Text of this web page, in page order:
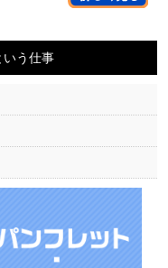
いう仕事